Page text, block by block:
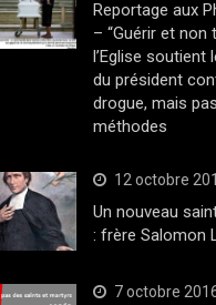
Reportage aux
– “Guérir et non
l’Eglise soutient
du président
drogue, mais
méthodes
12 octobre
Un nouveau
: frère Salomon
7 octobre